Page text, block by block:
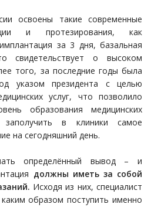
освоены такие современные
и протезирования, как
за 3 дня, базальная
свидетельствует о высоком
того, за последние годы была
указом президента с целью
услуг, что позволило
образования медицинских
в клиники самое
на сегодняшний день.
определённый вывод – и
должны иметь за собой
Исходя из них, специалист
образом поступить именно